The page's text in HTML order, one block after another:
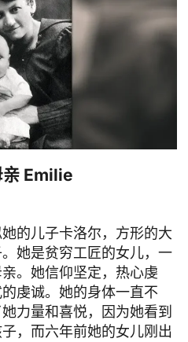
Emilie
的儿子卡洛尔，方形的大
她是贫穷工匠的女儿，一
。她信仰坚定，热心虔
虔诚。她的身体一直不
力量和喜悦，因为她看到
，而六年前她的女儿刚出